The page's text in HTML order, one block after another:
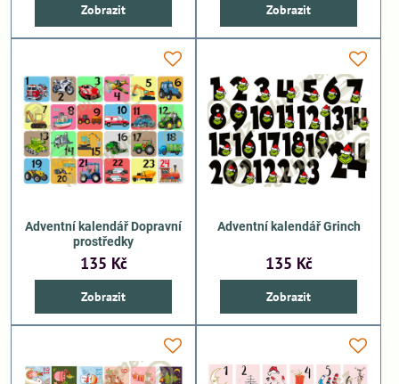
Zobrazit Zobrazit
Adventní kalendář Dopravní
prostředky
135 Kč
Zobrazit
Adventní kalendář Grinch
135 Kč
Zobrazit